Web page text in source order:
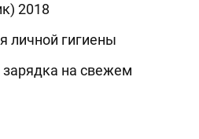
2018
личной гигиены
на свежем